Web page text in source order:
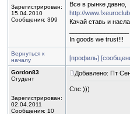
Зарегистрирован:
15.04.2010
Сообщения: 399
Все в рынке давно,
http://
Качай ставь и
In goods we trust!!!
Вернуться к
началу
[профиль]
Gordon83
Студент
Зарегистрирован:
02.04.2011
Сообщения: 10
Добавлено: Пт
Спс )))